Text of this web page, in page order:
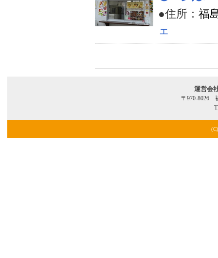
●住所： 福
ェ
運営会
〒970-8026